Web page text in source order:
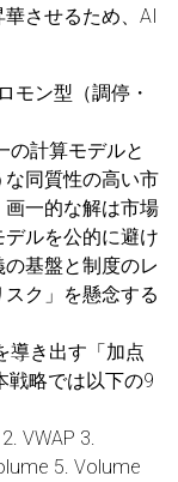
させるため、AI
モン型（調停・
の計算モデルと
な同質性の高い市
一的な解は市場
ルを公的に避け
基盤と制度のレ
ク」を懸念する
導き出す「加点
戦略では以下の9
VWAP 3.
5. Volume